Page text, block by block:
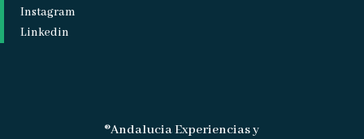
Instagram
Linkedin
®Andalucia Experiencias y